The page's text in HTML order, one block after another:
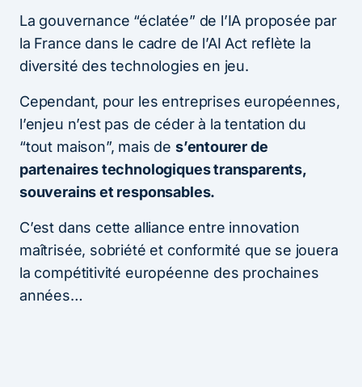
La gouvernance “éclatée” de l’IA proposée par
la France dans le cadre de l’AI Act reflète la
diversité des technologies en jeu.
Cependant, pour les entreprises européennes,
l’enjeu n’est pas de céder à la tentation du
“tout maison”, mais de s’entourer de
partenaires technologiques transparents,
souverains et responsables.
C’est dans cette alliance entre innovation
maîtrisée, sobriété et conformité que se jouera
la compétitivité européenne des prochaines
années…